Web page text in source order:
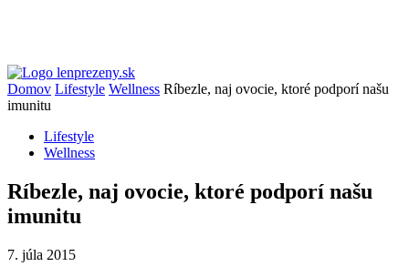
Domov Lifestyle Wellness Ríbezle, naj ovocie, ktoré podporí našu
imunitu
Lifestyle
Wellness
Ríbezle, naj ovocie, ktoré podporí našu
imunitu
7. júla 2015